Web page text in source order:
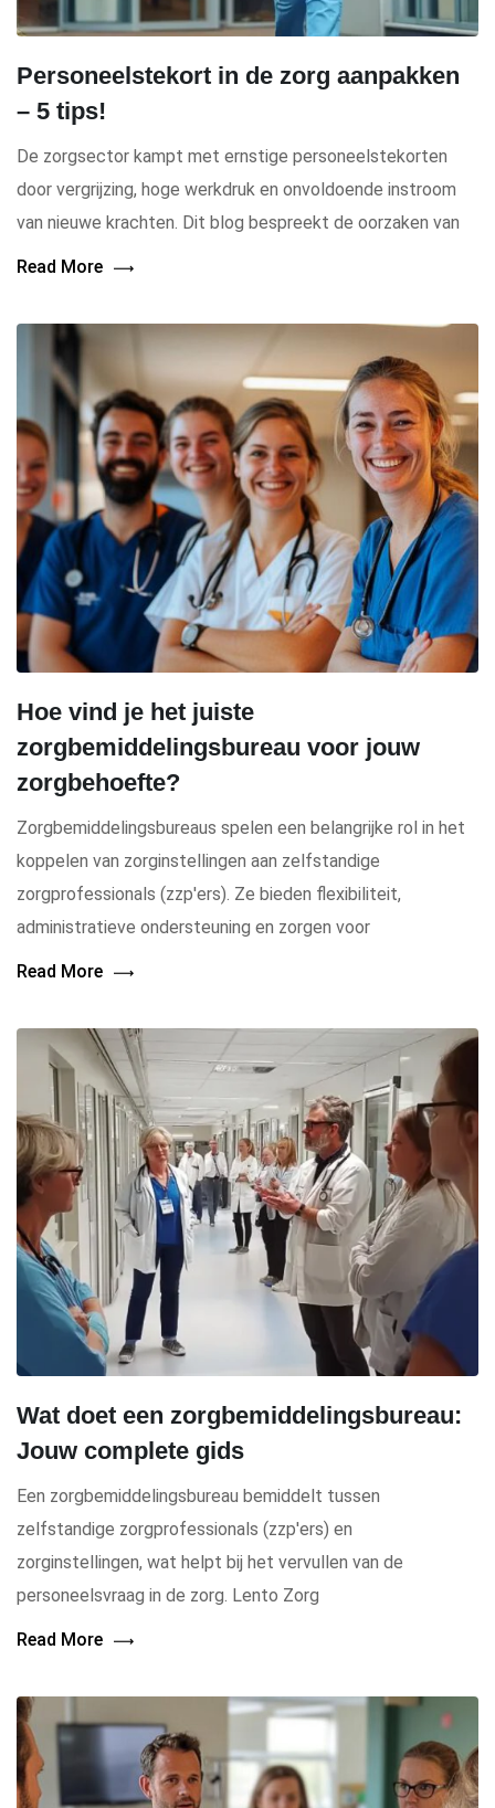
Personeelstekort in de zorg aanpakken
– 5 tips!
De zorgsector kampt met ernstige personeelstekorten
door vergrijzing, hoge werkdruk en onvoldoende instroom
van nieuwe krachten. Dit blog bespreekt de oorzaken van
Read More
Hoe vind je het juiste
zorgbemiddelingsbureau voor jouw
zorgbehoefte?
Zorgbemiddelingsbureaus spelen een belangrijke rol in het
koppelen van zorginstellingen aan zelfstandige
zorgprofessionals (zzp'ers). Ze bieden flexibiliteit,
administratieve ondersteuning en zorgen voor
Read More
Wat doet een zorgbemiddelingsbureau:
Jouw complete gids
Een zorgbemiddelingsbureau bemiddelt tussen
zelfstandige zorgprofessionals (zzp'ers) en
zorginstellingen, wat helpt bij het vervullen van de
personeelsvraag in de zorg. Lento Zorg
Read More